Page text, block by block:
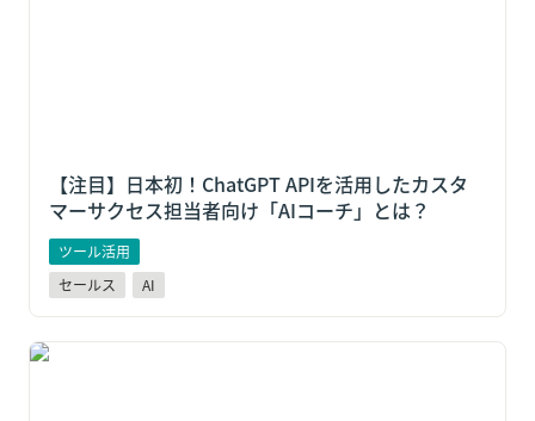
【注目】日本初！ChatGPT APIを活用したカスタ
マーサクセス担当者向け「AIコーチ」とは？
ツール活用
セールス
AI
インサイドセールス求人の応募が集まる求人票の書き